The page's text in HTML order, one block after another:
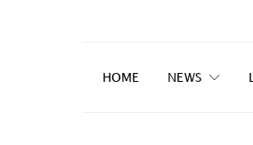
HOME NEWS